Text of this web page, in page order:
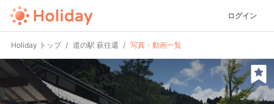
ログイン
Holiday トップ 道の駅 萩往還 写真・動画一覧